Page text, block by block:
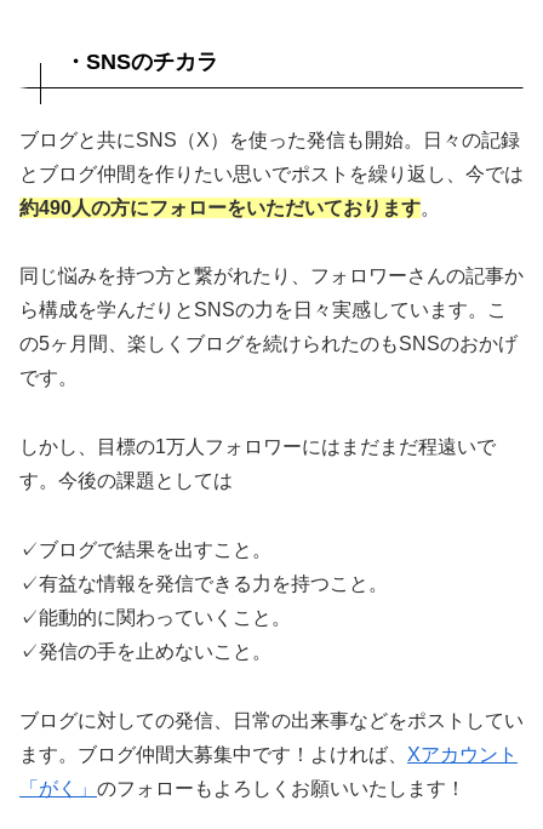
・SNSのチカラ
ブログと共にSNS（X）を使った発信も開始。日々の記録
とブログ仲間を作りたい思いでポストを繰り返し、今では
約490人の方にフォローをいただいております。
同じ悩みを持つ方と繋がれたり、フォロワーさんの記事か
ら構成を学んだりとSNSの力を日々実感しています。こ
の5ヶ月間、楽しくブログを続けられたのもSNSのおかげ
です。
しかし、目標の1万人フォロワーにはまだまだ程遠いで
す。今後の課題としては
✓ブログで結果を出すこと。
✓有益な情報を発信できる力を持つこと。
✓能動的に関わっていくこと。
✓発信の手を止めないこと。
ブログに対しての発信、日常の出来事などをポストしてい
ます。ブログ仲間大募集中です！よければ、 Xアカウント
「がく」 のフォローもよろしくお願いいたします！